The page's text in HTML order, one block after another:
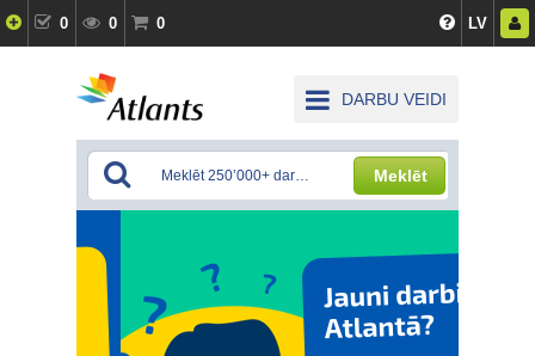
0 0 0 LV
DARBU VEIDI
Meklēt